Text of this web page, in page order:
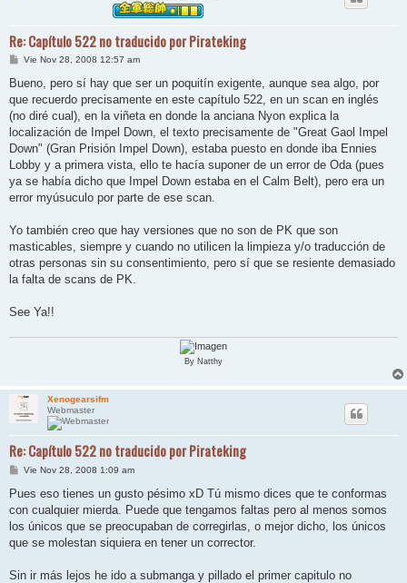
Re: Capítulo 522 no traducido por Pirateking
M
n
a
j
Vie Nov 28, 2008 12:57 am
Bueno, pero sí hay que ser un poquitín exigente, aunque sea algo, por
que recuerdo precisamente en este capítulo 522, en un scan en inglés
(no diré cual), en la viñeta en donde la anciana Nyon explica la
localización de Impel Down, el texto precisamente de "Great Gaol Impel
Down" (Gran Prisión Impel Down), estaba puesto en donde iba Ennies
Lobby y a primera vista, ello te hacía suponer de un error de Oda (pues
ya se había dicho que Impel Down estaba en el Calm Belt), pero era un
error myúsuculo por parte de ese scan.
Yo también creo que hay versiones que no son de PK que son
masticables, siempre y cuando no utilicen la limpieza y/o traducción de
otras personas sin su consentimiento, pero sí que se resiente demasiado
la falta de scans de PK.
See Ya!!
By Natthy
Xenogearsifm
Webmaster
Re: Capítulo 522 no traducido por Pirateking
M
n
a
j
Vie Nov 28, 2008 1:09 am
Pues eso tienes un gusto pésimo xD Tú mismo dices que te conformas
con cualquier mierda. Puede que tengamos faltas pero al menos somos
los únicos que se preocupaban de corregirlas, o mejor dicho, los únicos
que se molestan siquiera en tener un corrector.
Sin ir más lejos he ido a submanga y pillado el primer capitulo no